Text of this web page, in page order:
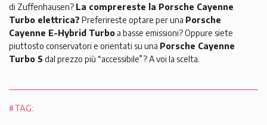
di Zuffenhausen? La comprereste la Porsche Cayenne
Turbo elettrica? Preferireste optare per una Porsche
Cayenne E-Hybrid Turbo a basse emissioni? Oppure siete
piuttosto conservatori e orientati su una Porsche Cayenne
Turbo S dal prezzo più “accessibile”? A voi la scelta.
#TAG: